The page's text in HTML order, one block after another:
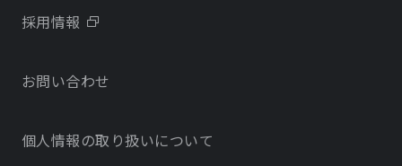
不動産開発をご検討の方へ
物件をお探しの方向け
オフィス・店舗をお探しの方へ
採用情報
お問い合わせ
個人情報の取り扱いについて